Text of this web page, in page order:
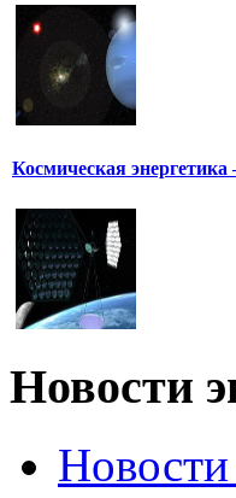
Космическая энергетика
Новости
Новости